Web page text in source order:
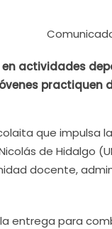
actividades
practiquen
que impulsa
de Hidalgo
docente,
entrega para